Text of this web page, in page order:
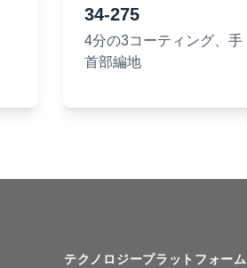
34-275
4分の3コーティング、手
首部編地
テクノロジープラットフォーム